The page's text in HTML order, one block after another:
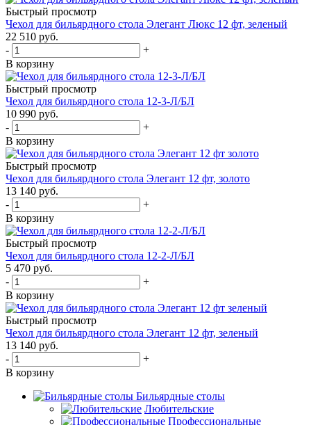
Быстрый просмотр
Чехол для бильярдного стола Элегант Люкс 12 фт, зеленый
22 510 руб.
-
+
В корзину
Быстрый просмотр
Чехол для бильярдного стола 12-3-Л/БЛ
10 990 руб.
-
+
В корзину
Быстрый просмотр
Чехол для бильярдного стола Элегант 12 фт, золото
13 140 руб.
-
+
В корзину
Быстрый просмотр
Чехол для бильярдного стола 12-2-Л/БЛ
5 470 руб.
-
+
В корзину
Быстрый просмотр
Чехол для бильярдного стола Элегант 12 фт, зеленый
13 140 руб.
-
+
В корзину
Бильярдные столы
Любительские
Профессиональные